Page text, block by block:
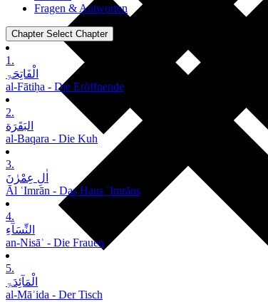
Fragen & Antworten
Chapter Select Chapter
1.
الْفَاتِحَۃِ
al-Fātiḥa - Die Eröffnende
2.
البَقَرَة
al-Baqara - Die Kuh
3.
اٰلِ عِمْرٰنَ
Āl ʿImrān - Das Haus ʿImrāns
4.
النِّسَآءِ
an-Nisāʾ - Die Frauen
5.
الْمَآئِدَۃِ
al-Māʾida - Der Tisch